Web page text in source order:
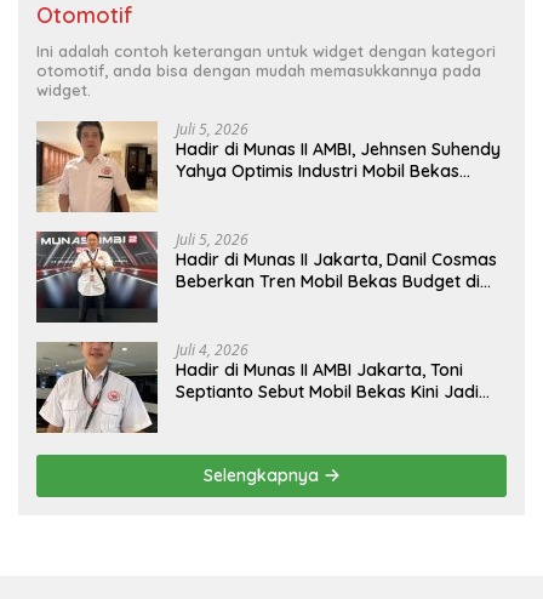
Otomotif
Ini adalah contoh keterangan untuk widget dengan kategori
otomotif, anda bisa dengan mudah memasukkannya pada
widget.
Juli 5, 2026
Hadir di Munas II AMBI, Jehnsen Suhendy
Yahya Optimis Industri Mobil Bekas
Juli 5, 2026
Hadir di Munas II Jakarta, Danil Cosmas
Beberkan Tren Mobil Bekas Budget di
Juli 4, 2026
Hadir di Munas II AMBI Jakarta, Toni
Septianto Sebut Mobil Bekas Kini Jadi
Selengkapnya